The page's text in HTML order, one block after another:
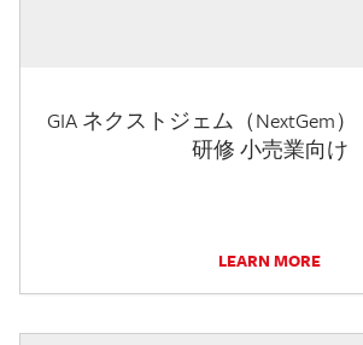
GIA ネクストジェム（NextGem
研修 小売業向け
LEARN MORE